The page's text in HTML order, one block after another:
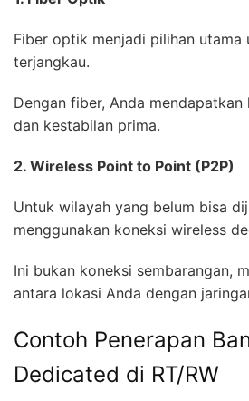
Fiber optik menjadi pilihan utama
terjangkau.
Dengan fiber, Anda
dan kestabilan prima.
2. Wireless Point to Point (P2P)
Untuk wilayah yang belum bisa
menggunakan koneksi wireless
Ini bukan koneksi sembarangan,
antara lokasi Anda dengan
Contoh Penerapan
Dedicated di RT/RW